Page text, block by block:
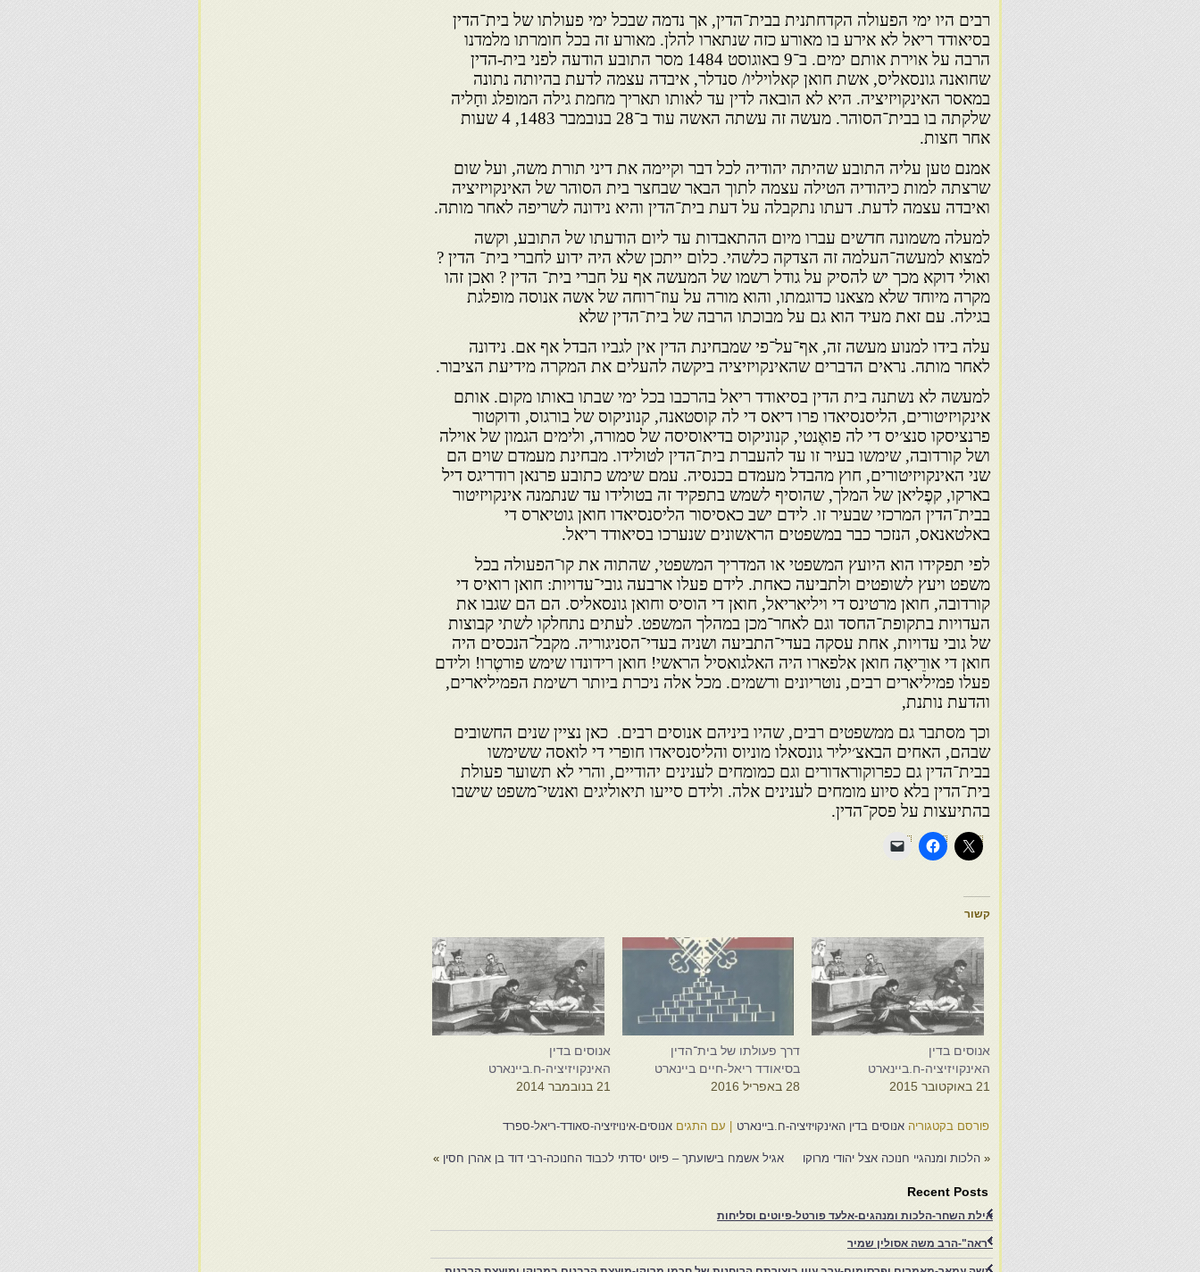
רבים היו ימי הפעולה הקדחתנית בבית־הדין, אך נדמה שבכל ימי פעולתו של בית־הדין
בסיאודד ריאל לא אירע בו מאורע כזה שנתארו להלן. מאורע זה בכל חומרתו מלמדנו
הרבה על אוירת אותם ימים. ב־9 באוגוסט 1484 מסר התובע הודעה לפני בית-הדין
שחואנה גונסאליס, אשת חואן קאלויליו/ סנדלר, איבדה עצמה לדעת בהיותה נתונה
במאסר האינקויזיציה. היא לא הובאה לדין עד לאותו תאריך מחמת גילה המופלג וחָליה
שלקתה בו בבית־הסוהר. מעשה זה עשתה האשה עוד ב־28 בנובמבר 1483, 4 שעות
אחר חצות.
אמנם טען עליה התובע שהיתה יהודיה לכל דבר וקיימה את דיני תורת משה, ועל שום
שרצתה למות כיהודיה הטילה עצמה לתוך הבאר שבחצר בית הסוהר של האינקויזיציה
ואיבדה עצמה לדעת. דעתו נתקבלה על דעת בית־הדין והיא נידונה לשריפה לאחר מותה.
למעלה משמונה חדשים עברו מיום ההתאבדות עד ליום הודעתו של התובע, וקשה
למצוא למעשה־העלמה זה הצדקה כלשהי. כלום ייתכן שלא היה ידוע לחברי בית־ הדין ?
ואולי דוקא מכך יש להסיק על גודל רשמו של המעשה אף על חברי בית־ הדין ? ואכן זהו
מקרה מיוחד שלא מצאנו כדוגמתו, והוא מורה על עוז־רוחה של אשה אנוסה מופלגת
בגילה. עם זאת מעיד הוא גם על מבוכתו הרבה של בית־הדין שלא
עלה בידו למנוע מעשה זה, אף־על־פי שמבחינת הדין אין לגביו הבדל אף אם. נידונה
לאחר מותה. נראים הדברים שהאינקויזיציה ביקשה להעלים את המקרה מידיעת הציבור.
למעשה לא נשתנה בית הדין בסיאודד ריאל בהרכבו בכל ימי שבתו באותו מקום. אותם
אינקויזיטורים, הליסנסיאדו פרו דיאס די לה קוסטאנה, קנוניקוס של בורגוס, ודוקטור
פרנציסקו סנצ׳יס די לה פואֶנטי, קנוניקוס בדיאוסיסה של סמורה, ולימים הגמון של אוילה
ושל קורדובה, שימשו בעיר זו עד להעברת בית־הדין לטולידו. מבחינת מעמדם שוים הם
שני האינקויזיטורים, חוץ מהבדל מעמדם בכנסיה. עמם שימש כתובע פרנאן רודריגס דיל
בארקו, קפֶליאן של המלך, שהוסיף לשמש בתפקיד זה בטולידו עד שנתמנה אינקויזיטור
בבית־הדין המרכזי שבעיר זו. לידם ישב כאסיסור הליסנסיאדו חואן גוטיארס די
באלטאנאס, הנזכר כבר במשפטים הראשונים שנערכו בסיאודד ריאל.
לפי תפקידו הוא היועץ המשפטי או המדריך המשפטי, שהתוה את קו־הפעולה בכל
משפט ויעץ לשופטים ולתביעה כאחת. לידם פעלו ארבעה גובי־עדויות: חואן רואיס די
קורדובה, חואן מרטינס די ויליאריאל, חואן די הוסיס וחואן גונסאליס. הם הם שגבו את
העדויות בתקופת־החסד וגם לאחר־מכן במהלך המשפט. לעתים נתחלקו לשתי קבוצות
של גובי עדויות, אחת עסקה בעדי־התביעה ושניה בעדי־הסניגוריה. מקבל־הנכסים היה
חואן די אורֵיאָה חואן אלפארו היה האלגואסיל הראשי! חואן רידונדו שימש פורטֶרו! ולידם
פעלו פמיליארים רבים, נוטריונים ורשמים. מכל אלה ניכרת ביותר רשימת הפמיליארים,
והדעת נותנת,
וכך מסתבר גם ממשפטים רבים, שהיו ביניהם אנוסים רבים. כאן נציין שנים החשובים
שבהם, האחים הבאצ׳יליר גונסאלו מוניוס והליסנסיאדו חופרי די לואסה ששימשו
בבית־הדין גם כפרוקוראדורים וגם כמומחים לענינים יהודיים, והרי לא תשוער פעולת
בית־הדין בלא סיוע מומחים לענינים אלה. ולידם סייעו תיאוליגים ואנשי־משפט שישבו
בהתיעצות על פסק־הדין.
קשור
אנוסים בדין
האינקויזיציה-ח.ביינארט
21 באוקטובר 2015
דרך פעולתו של בית־הדין
בסיאודד ריאל-חיים ביינארט
28 באפריל 2016
אנוסים בדין
האינקויזיציה-ח.ביינארט
21 בנובמבר 2014
פורסם בקטגוריה אנוסים בדין האינקויזיציה-ח.ביינארט עם התגים אנוסים-אינויזיציה-סאודד-ריאל-ספרד
« הלכות ומנהגיי חנוכה אצל יהודי מרוקו אגיל אשמח בישועתך – פיוט יסדתי לכבוד החנוכה-רבי דוד בן אהרן חסין »
Recent Posts
אילת השחר-הלכות ומנהגים-אלעד פורטל-פיוטים וסליחות
"ראה"-הרב משה אסולין שמיר